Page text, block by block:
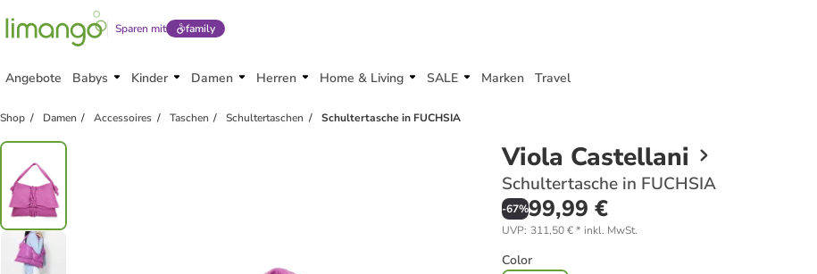
Sparen mit family
Angebote Babys Kinder Damen Herren Home & Living SALE Marken Travel
Shop Damen Accessoires Taschen Schultertaschen Schultertasche in FUCHSIA
Viola Castellani
Schultertasche in FUCHSIA
-67%99,99 €
UVP: 311,50 €* inkl. MwSt.
Color